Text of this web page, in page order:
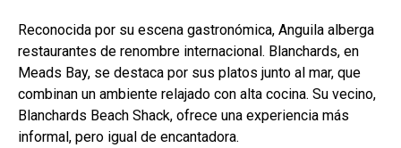
Reconocida por su escena gastronómica, Anguila alberga
restaurantes de renombre internacional. Blanchards, en
Meads Bay, se destaca por sus platos junto al mar, que
combinan un ambiente relajado con alta cocina. Su vecino,
Blanchards Beach Shack, ofrece una experiencia más
informal, pero igual de encantadora.